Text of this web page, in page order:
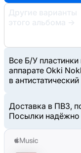
Другие варианты
этого альбома
→
Все Б/У
аппарате Okki
в
Доставка в ПВЗ,
Посылки надёжно